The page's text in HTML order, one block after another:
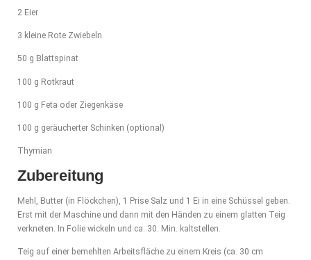
2 Eier
3 kleine Rote Zwiebeln
50 g Blattspinat
100 g Rotkraut
100 g Feta oder Ziegenkäse
100 g geräucherter Schinken (optional)
Thymian
Zubereitung
Mehl, Butter (in Flöckchen), 1 Prise Salz und 1 Ei in eine Schüssel geben.
Erst mit der Maschine und dann mit den Händen zu einem glatten Teig
verkneten. In Folie wickeln und ca. 30. Min. kaltstellen.
Teig auf einer bemehlten Arbeitsfläche zu einem Kreis (ca. 30 cm